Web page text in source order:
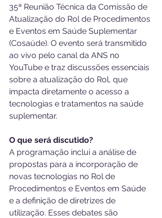
35ª Reunião Técnica da Comissão de
Atualização do Rol de Procedimentos
e Eventos em Saúde Suplementar
(Cosaúde). O evento será transmitido
ao vivo pelo canal da ANS no
YouTube e traz discussões essenciais
sobre a atualização do Rol, que
impacta diretamente o acesso a
tecnologias e tratamentos na saúde
suplementar.
O que será discutido?
A programação inclui a análise de
propostas para a incorporação de
novas tecnologias no Rol de
Procedimentos e Eventos em Saúde
e a definição de diretrizes de
utilização. Esses debates são